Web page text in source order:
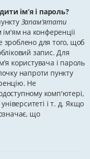
ім’я і пароль?
Запам'ятати
на конференції
зроблено для того, щоб
запис. Для
користувача і пароль
напроти пункту
Не
комп'ютері,
і т. д. Якщо
що